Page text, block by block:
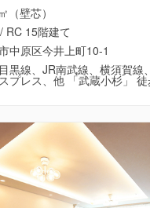
（壁芯）
RC 15階建て
中原区今井上町10-1
黒線、JR南武線、横須賀線
プレス、他 「武蔵小杉」